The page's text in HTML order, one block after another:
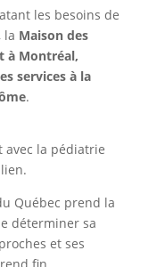
les besoins de
la Maison des
à Montréal,
services à la
.
avec la pédiatrie
Québec prend la
déterminer sa
et ses